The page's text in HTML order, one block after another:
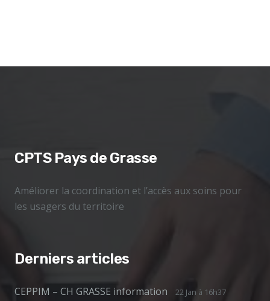
CPTS Pays de Grasse
Améliorer la coordination et l’accès aux soins pour
les usagers du territoire
Derniers articles
CEPPIM – CH GRASSE information 22 Jan à 16h37